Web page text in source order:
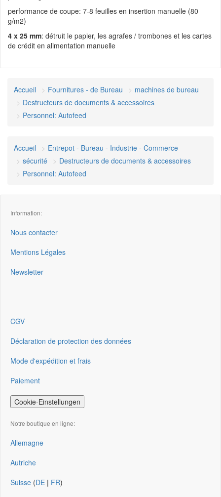
performance de coupe: 7-8 feuilles en insertion manuelle (80
g/m2)
4 x 25 mm: détruit le papier, les agrafes / trombones et les cartes
de crédit en alimentation manuelle
Accueil Fournitures - de Bureau
machines de bureau
Destructeurs de documents & accessoires
Personnel: Autofeed
Accueil
Entrepot - Bureau - Industrie - Commerce
sécurité
Destructeurs de documents & accessoires
Personnel: Autofeed
Information:
Nous contacter
Mentions Légales
Newsletter
CGV
Déclaration de protection des données
Mode d'expédition et frais
Paiement
Cookie-Einstellungen
Notre boutique en ligne:
Allemagne
Autriche
Suisse (DE | FR)